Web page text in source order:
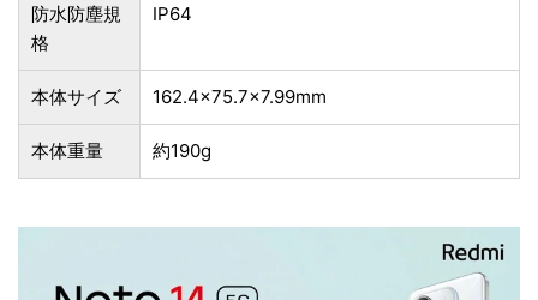
防水防塵規
格
IP64
本体サイズ 162.4×75.7×7.99mm
本体重量 約190g